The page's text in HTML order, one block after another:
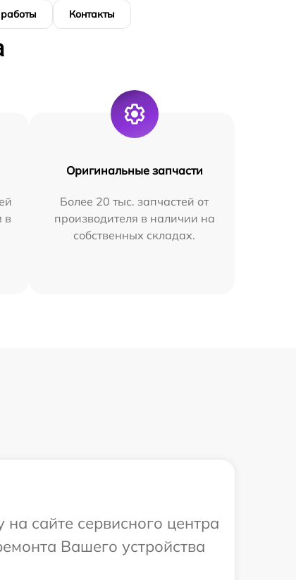
Контакты
в
Оригинальные запчасти
Более 20 тыс. запчастей от
производителя в наличии на
собственных складах.
сайте сервисного центра
Вашего устройства